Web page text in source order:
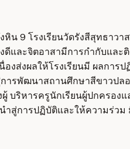
งหิน 9 โรงเรียนวัดรังสีสุทธ
ละจิตอาสามีการกำกับและ
องส่งผลให้โรงเรียนมี ผลกา
ารพัฒนาสถานศึกษาสีขาวป
บริหารครูนักเรียนผู้ปกครอง
สู่การปฏิบัติและให้ความร่วม